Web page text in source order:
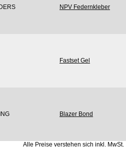
NPV Federnkleber
Fastset Gel
Blazer Bond
Alle Preise verstehen sich inkl. MwSt.